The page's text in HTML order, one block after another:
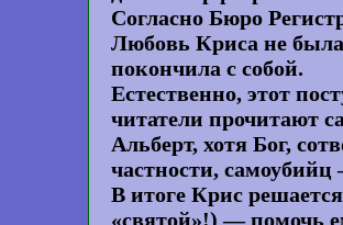
Согласно Бюро
Любовь Криса не
покончила с собой.
Естественно, этот
читатели прочитают
Альберт, хотя Бог,
частности, самоубийц
В итоге Крис
«святой»!) — помочь